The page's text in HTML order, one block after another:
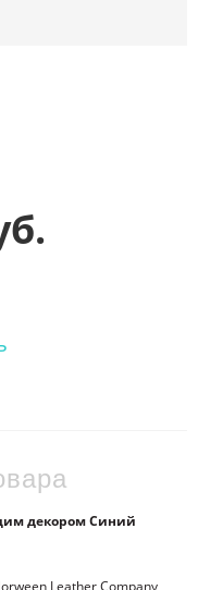
декором Синий
Leather Company